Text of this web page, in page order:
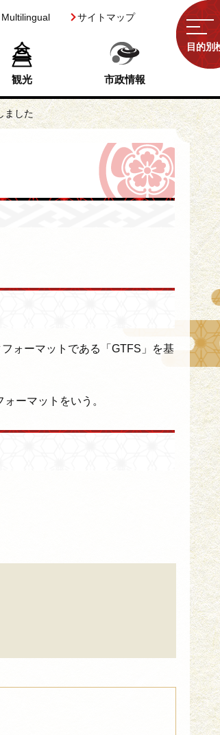
Multilingual サイトマップ
観光 市政情報
目的別
ました
ォーマットである「GTFS」を基
ーマットをいう。